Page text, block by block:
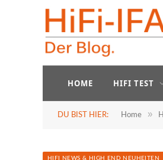
HOME HIFI TEST
DU BIST HIER: Home »
HIFI NEWS & HIGH END NEUHEITEN